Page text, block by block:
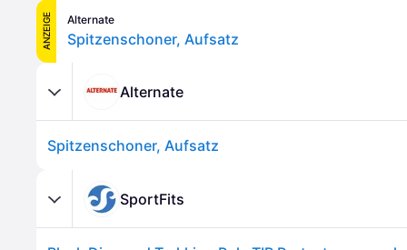
ANZEIGE Alternate
Spitzenschoner, Aufsatz
Alternate
Spitzenschoner, Aufsatz
SportFits